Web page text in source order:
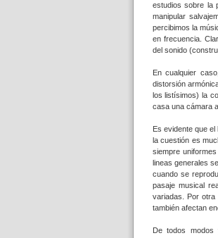
estudios sobre la
manipular
percibimos la
en frecuencia.
del sonido
En cualquier
distorsión
los listísimos) la
casa una cámara
Es evidente que
la cuestión es
siempre
lineas generales
cuando se
pasaje musical
variadas. Por otra
también afectan
De todos modos